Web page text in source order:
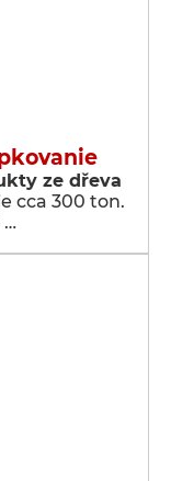
ze dřeva
cca 300 ton.
…